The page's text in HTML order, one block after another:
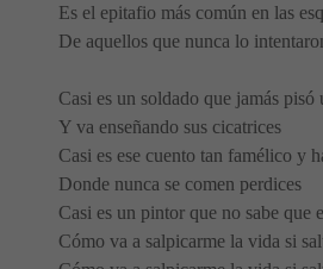
Es el epitafio más común en las
De aquellos que nunca lo
Casi es un soldado que jamás pisó
Y va enseñando sus cicatrices
Casi es ese cuento tan famélico y
Donde nunca se comen perdices
Casi es un pintor que no sabe que
Cómo va a salpicarme la vida si